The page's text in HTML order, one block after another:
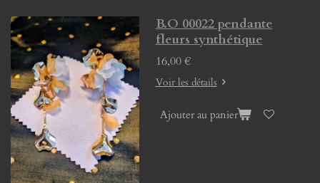
B.O 00022 pendante
fleurs synthétique
16,00 €
Voir les détails
Ajouter au panier